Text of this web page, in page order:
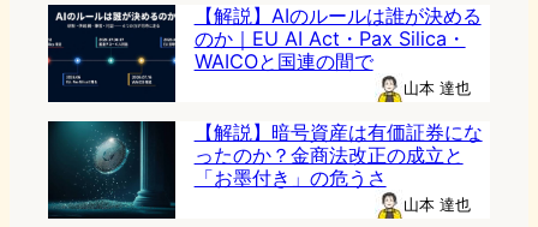
【解説】AIのルールは誰が決める
のか｜EU AI Act・Pax Silica・
WAICOと国連の間で
山本 達也
【解説】暗号資産は有価証券にな
ったのか？金商法改正の成立と
「お墨付き」の危うさ
山本 達也